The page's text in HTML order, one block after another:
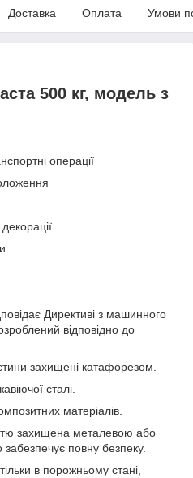
Доставка Оплата Умови
500 кг, модель з
операції
Директиві з машинного
відповідно до
захищені катафорезом.
сталі.
матеріалів.
захищена металевою або
повну безпеку.
в порожньому стані,